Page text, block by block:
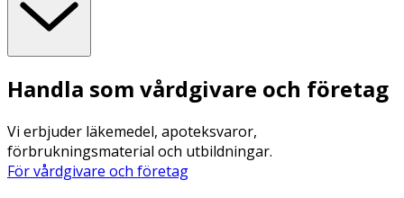
Handla som vårdgivare och företag
Vi erbjuder läkemedel, apoteksvaror,
förbrukningsmaterial och utbildningar.
För vårdgivare och företag